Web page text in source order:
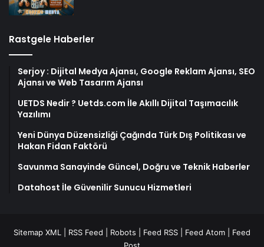
Rastgele Haberler
Serjoy : Dijital Medya Ajansı, Google Reklam Ajansı, SEO
Ajansı ve Web Tasarım Ajansı
UETDS Nedir ? Uetds.com İle Akıllı Dijital Taşımacılık
Yazılımı
Yeni Dünya Düzensizliği Çağında Türk Dış Politikası ve
Hakan Fidan Faktörü
Savunma Sanayinde Güncel, Doğru ve Teknik Haberler
Datahost İle Güvenilir Sunucu Hizmetleri
Sitemap XML RSS Feed Robots Feed RSS Feed Atom
Feed